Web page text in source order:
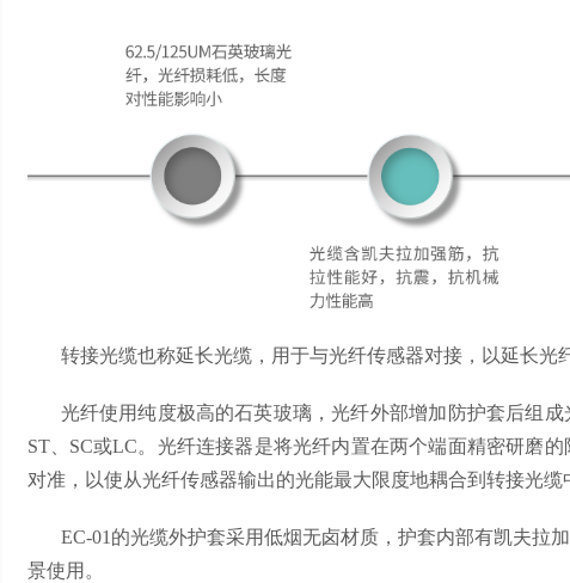
转接光缆也称延长光缆，用于与光纤传感器对接，以延长光
光纤使用纯度极高的石英玻璃，光纤外部增加防护套后组
ST、SC或LC。光纤连接器是将光纤内置在两个端面精密研磨
对准，以使从光纤传感器输出的光能最大限度地耦合到转接光缆
EC-01 的光缆外护套采用低烟无卤材质，护套内部有凯夫拉
景使用。